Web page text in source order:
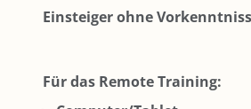
Einsteiger ohne
Für das Remote Training: